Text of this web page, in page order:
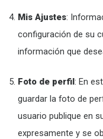
Mis Ajustes:
configuración de su
información que
Foto de perfil: En
guardar la foto de
usuario publique en
expresamente y se